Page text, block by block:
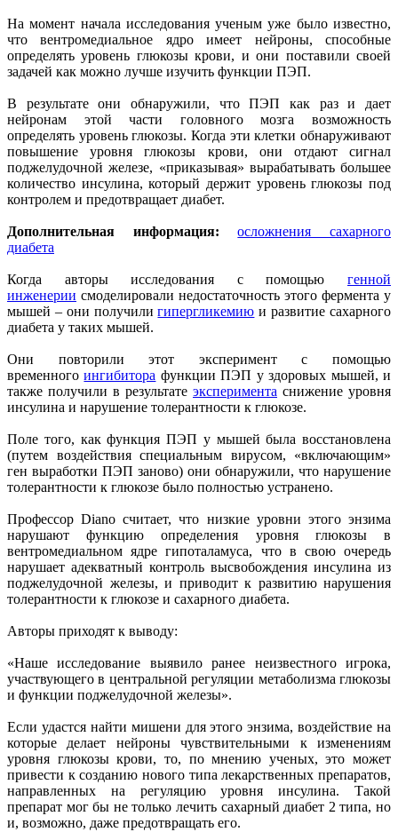
На момент начала исследования ученым уже было известно,
что вентромедиальное ядро имеет нейроны, способные
определять уровень глюкозы крови, и они поставили своей
задачей как можно лучше изучить функции ПЭП.
В результате они обнаружили, что ПЭП как раз и дает
нейронам этой части головного мозга возможность
определять уровень глюкозы. Когда эти клетки обнаруживают
повышение уровня глюкозы крови, они отдают сигнал
поджелудочной железе, «приказывая» вырабатывать большее
количество инсулина, который держит уровень глюкозы под
контролем и предотвращает диабет.
Дополнительная информация:
осложнения сахарного
диабета
Когда авторы исследования с помощью генной
инженерии смоделировали недостаточность этого фермента у
мышей – они получилигипергликемию и развитие сахарного
диабета у таких мышей.
Они повторили этот эксперимент с помощью
временногоингибитора функции ПЭП у здоровых мышей, и
также получили в результате эксперимента снижение уровня
инсулина и нарушение толерантности к глюкозе.
Поле того, как функция ПЭП у мышей была восстановлена
(путем воздействия специальным вирусом, «включающим»
ген выработки ПЭП заново) они обнаружили, что нарушение
толерантности к глюкозе было полностью устранено.
Профессор Diano считает, что низкие уровни этого энзима
нарушают функцию определения уровня глюкозы в
вентромедиальном ядре гипоталамуса, что в свою очередь
нарушает адекватный контроль высвобождения инсулина из
поджелудочной железы, и приводит к развитию нарушения
толерантности к глюкозе и сахарного диабета.
Авторы приходят к выводу:
«Наше исследование выявило ранее неизвестного игрока,
участвующего в центральной регуляции метаболизма глюкозы
и функции поджелудочной железы».
Если удастся найти мишени для этого энзима, воздействие на
которые делает нейроны чувствительными к изменениям
уровня глюкозы крови, то, по мнению ученых, это может
привести к созданию нового типа лекарственных препаратов,
направленных на регуляцию уровня инсулина. Такой
препарат мог бы не только лечить сахарный диабет 2 типа, но
и, возможно, даже предотвращать его.